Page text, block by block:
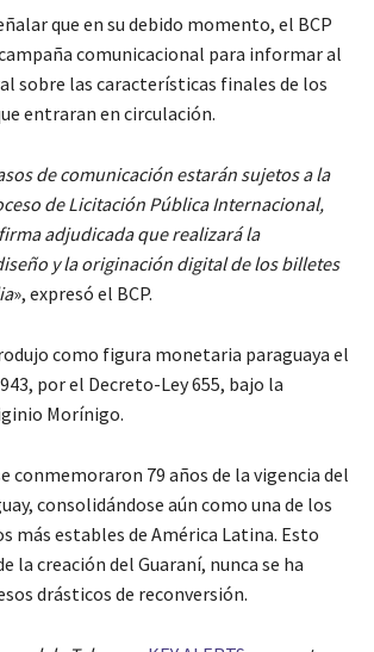
que en su debido momento, el BCP
comunicacional para informar al
sobre las características finales de los
entraran en circulación.
de comunicación estarán sujetos a la
de Licitación Pública Internacional,
adjudicada que realizará la
y la originación digital de los billetes
», expresó el BCP.
como figura monetaria paraguaya el
por el Decreto-Ley 655, bajo la
Morínigo.
conmemoraron 79 años de la vigencia del
consolidándose aún como una de los
más estables de América Latina. Esto
la creación del Guaraní, nunca se ha
drásticos de reconversión.